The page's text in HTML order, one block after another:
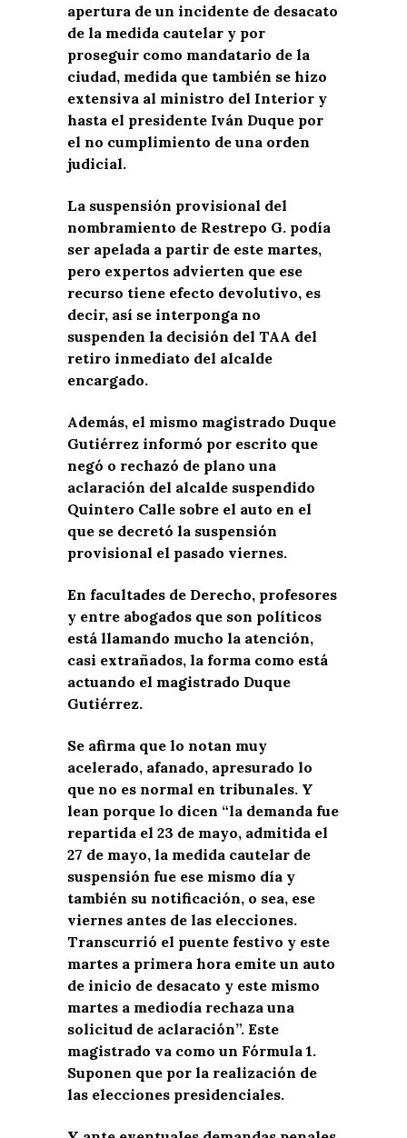
apertura de un incidente de desacato
de la medida cautelar y por
proseguir como mandatario de la
ciudad, medida que también se hizo
extensiva al ministro del Interior y
hasta el presidente Iván Duque por
el no cumplimiento de una orden
judicial.
La suspensión provisional del
nombramiento de Restrepo G. podía
ser apelada a partir de este martes,
pero expertos advierten que ese
recurso tiene efecto devolutivo, es
decir, así se interponga no
suspenden la decisión del TAA del
retiro inmediato del alcalde
encargado.
Además, el mismo magistrado Duque
Gutiérrez informó por escrito que
negó o rechazó de plano una
aclaración del alcalde suspendido
Quintero Calle sobre el auto en el
que se decretó la suspensión
provisional el pasado viernes.
En facultades de Derecho, profesores
y entre abogados que son políticos
está llamando mucho la atención,
casi extrañados, la forma como está
actuando el magistrado Duque
Gutiérrez.
Se afirma que lo notan muy
acelerado, afanado, apresurado lo
que no es normal en tribunales. Y
lean porque lo dicen “la demanda fue
repartida el 23 de mayo, admitida el
27 de mayo, la medida cautelar de
suspensión fue ese mismo día y
también su notificación, o sea, ese
viernes antes de las elecciones.
Transcurrió el puente festivo y este
martes a primera hora emite un auto
de inicio de desacato y este mismo
martes a mediodía rechaza una
solicitud de aclaración”. Este
magistrado va como un Fórmula 1.
Suponen que por la realización de
las elecciones presidenciales.